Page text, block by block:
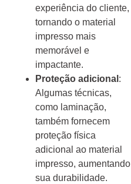
experiência do cliente,
tornando o material
impresso mais
memorável e
impactante.
Proteção adicional :
Algumas técnicas,
como laminação,
também fornecem
proteção física
adicional ao material
impresso, aumentando
sua durabilidade.